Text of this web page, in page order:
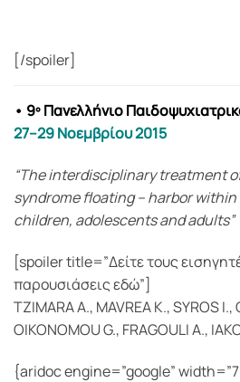
[/spoiler]
• 9º Πανελλήνιο
27–29 Νοεμβρίου 2015
“The interdisciplinary treatment
syndrome floating – harbor within
children, adolescents and adults”
[spoiler title=”Δείτε τους
παρουσιάσεις εδώ”]
TZIMARA A., MAVREA K., SYROS
OIKONOMOU G., FRAGOULI A.,
{aridoc engine=”google”